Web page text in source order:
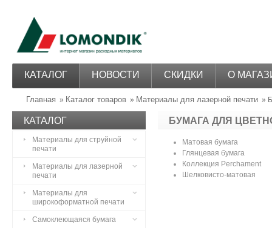
КАТАЛОГ НОВОСТИ СКИДКИ О
Главная » Каталог товаров » Материалы для лазерной печати »
БУМАГА ДЛЯ
Матовая бумага
Глянцевая бумага
Коллекция Perchament
Шелковисто-матовая
КАТАЛОГ
Материалы для струйной
печати
Материалы для лазерной
печати
Материалы для
широкоформатной печати
Самоклеющаяся бумага